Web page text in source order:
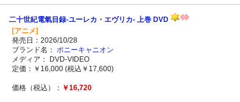
二十世紀電氣目録-ユーレカ・エヴリカ- 上巻 DVD
[アニメ]
発売日：2026/10/28
ブランド名： ポニーキャニオン
メディア： DVD-VIDEO
定価：￥16,000 (税込￥17,600)
価格（税込）： ￥16,720